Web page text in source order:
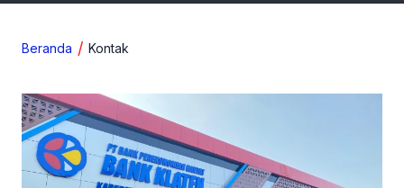
Beranda Kontak